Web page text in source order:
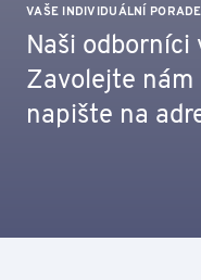
VAŠE INDIVIDUÁLNÍ
Naši odborníci
Zavolejte
napište na